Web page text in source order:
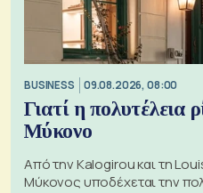
BUSINESS 09.08.2026, 08:00
Γιατί η πολυτέλεια
Μύκονο
Από την Kalogirou και τη
Μύκονος υποδέχεται την